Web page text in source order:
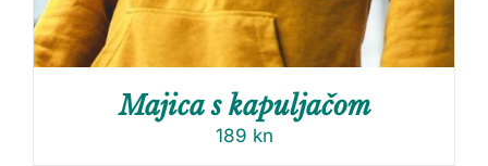
Majica s kapuljačom
189 kn